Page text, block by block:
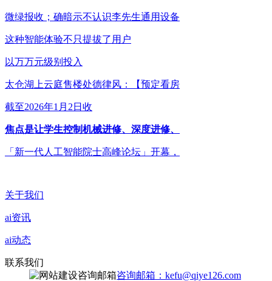
微绿报收；确暗示不认识李先生通用设备
这种智能体验不只提拔了用户
以万万元级别投入
太仓湖上云庭售楼处德律风：【预定看房
截至2026年1月2日收
焦点是让学生控制机械进修、深度进修、
「新一代人工智能院士高峰论坛」开幕，
关于我们
ai资讯
ai动态
联系我们
咨询邮箱：kefu@qiye126.com